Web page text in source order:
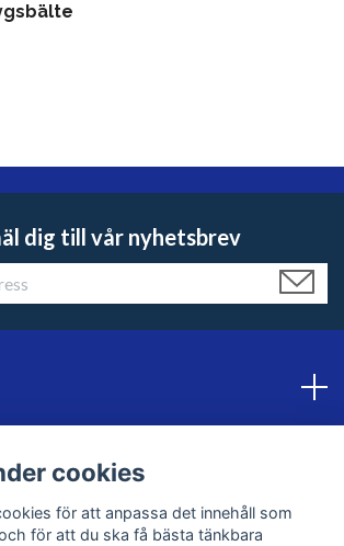
dig till vår nyhetsbrev
cookies
för att anpassa det innehåll som
för att du ska få bästa tänkbara